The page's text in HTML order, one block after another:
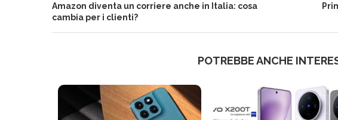
Amazon diventa un corriere anche in Italia: cosa
cambia per i clienti?
POTREBBE ANCHE